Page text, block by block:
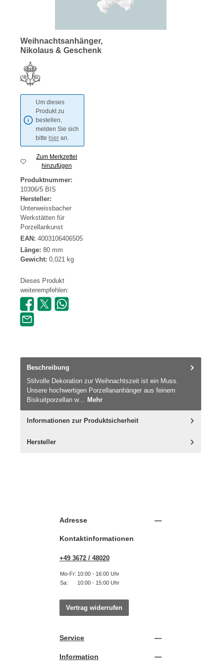
Weihnachtsanhänger,
Nikolaus & Geschenk
Um dieses
Produkt zu
bestellen,
melden Sie sich
bitte hier an.
Zum Merkzettel
hinzufügen
Produktnummer:
10306/5 BIS
Hersteller:
Unterweissbacher
Werkstätten für
Porzellankunst
EAN: 4003106406505
Länge: 80 mm
Gewicht: 0,021 kg
Dieses Produkt
weiterempfehlen:
Beschreibung
Stilvolle Dekoration zur Weihnachtszeit ist ein Muss.
Unsere hochwertigen Porzellananhänger aus feinem
Biskuitporzellan w… Mehr
Informationen zur Produktsicherheit
Hersteller
Adresse
Kontaktinformationen
+49 3672 / 48020
Mo-Fr: 10:00 - 16:00 Uhr
Sa:
10:00 - 15:00 Uhr
Vertrag widerrufen
Service
Information